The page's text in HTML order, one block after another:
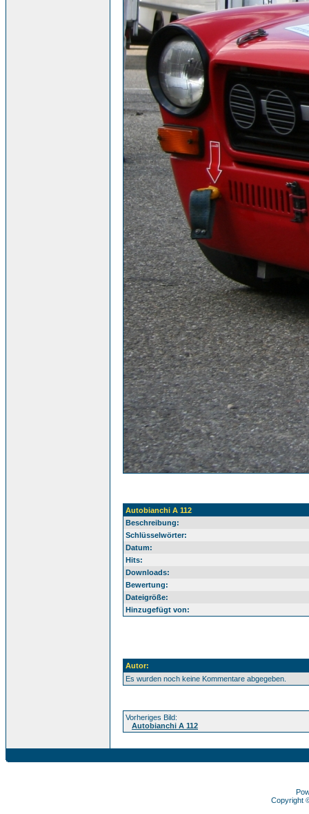
Autobianchi A 112
Beschreibung:
Schlüsselwörter:
Datum:
Hits:
Downloads:
Bewertung:
Dateigröße:
Hinzugefügt von:
Autor:
Es wurden noch keine Kommentare abgegeben.
Vorheriges Bild:
Autobianchi A 112
Copyright